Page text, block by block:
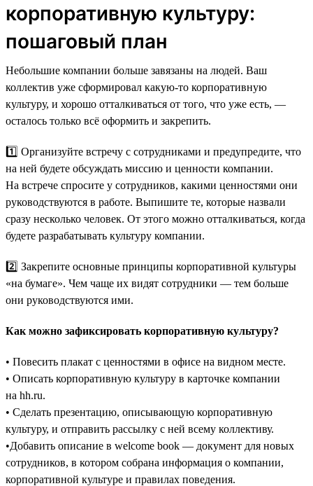
корпоративную культуру:
пошаговый план
Небольшие компании больше завязаны на людей. Ваш
коллектив уже сформировал какую-то корпоративную
культуру, и хорошо отталкиваться от того, что уже есть, —
осталось только всё оформить и закрепить.
1️⃣ Организуйте встречу с сотрудниками и предупредите, что
на ней будете обсуждать миссию и ценности компании.
На встрече спросите у сотрудников, какими ценностями они
руководствуются в работе. Выпишите те, которые назвали
сразу несколько человек. От этого можно отталкиваться, когда
будете разрабатывать культуру компании.
2️⃣ Закрепите основные принципы корпоративной культуры
«на бумаге». Чем чаще их видят сотрудники — тем больше
они руководствуются ими.
Как можно зафиксировать корпоративную культуру?
• Повесить плакат с ценностями в офисе на видном месте.
• Описать корпоративную культуру в карточке компании
на hh.ru.
• Сделать презентацию, описывающую корпоративную
культуру, и отправить рассылку с ней всему коллективу.
•Добавить описание в welcome book — документ для новых
сотрудников, в котором собрана информация о компании,
корпоративной культуре и правилах поведения.